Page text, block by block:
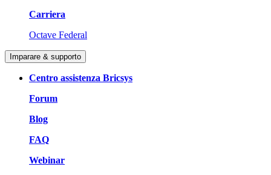
Carriera
Octave Federal
Imparare & supporto
Centro assistenza Bricsys
Forum
Blog
FAQ
Webinar